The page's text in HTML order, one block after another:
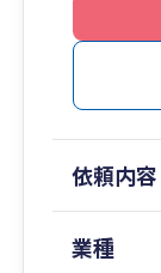
依頼内容
業種